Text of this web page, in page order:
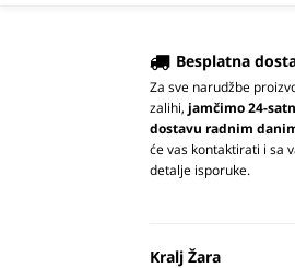
Besplatna
Za sve narudžbe
zalihi, jamčimo 24-
dostavu radnim
će vas kontaktirati i sa
detalje isporuke.
Kralj Žara